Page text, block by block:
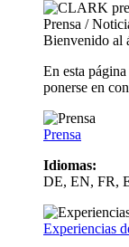
Prensa /
Bienvenido al
En esta
ponerse en
Prensa
Idiomas:
DE, EN, FR,
Experiencias